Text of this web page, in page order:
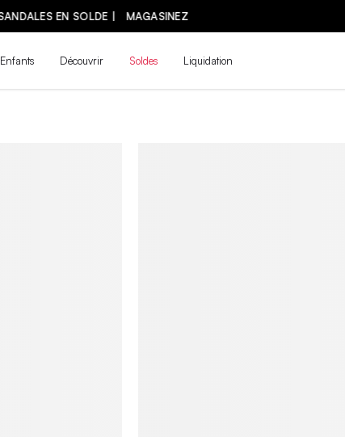
LES NOUVEAUTÉS DE LA PRÉ-RENTRÉE SONT ARRIVÉES ! |
Enfants Découvrir Soldes Liquidation